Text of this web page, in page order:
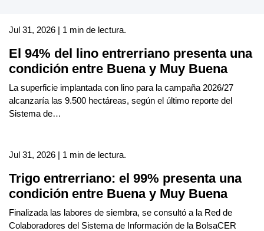
Jul 31, 2026 | 1 min de lectura.
El 94% del lino entrerriano presenta una
condición entre Buena y Muy Buena
La superficie implantada con lino para la campaña 2026/27
alcanzaría las 9.500 hectáreas, según el último reporte del
Sistema de…
Jul 31, 2026 | 1 min de lectura.
Trigo entrerriano: el 99% presenta una
condición entre Buena y Muy Buena
Finalizada las labores de siembra, se consultó a la Red de
Colaboradores del Sistema de Información de la BolsaCER